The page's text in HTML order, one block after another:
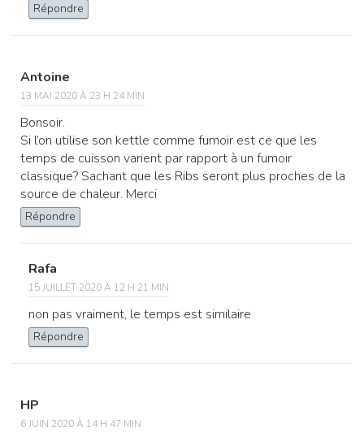
Répondre
Antoine
13 MAI 2020 À 23 H 24 MIN
Bonsoir.
Si l’on utilise son kettle comme fumoir est ce que les
temps de cuisson varient par rapport à un fumoir
classique? Sachant que les Ribs seront plus proches de la
source de chaleur. Merci
Répondre
Rafa
15 JUILLET 2020 À 12 H 21 MIN
non pas vraiment, le temps est similaire
Répondre
HP
6 JUIN 2020 À 14 H 47 MIN